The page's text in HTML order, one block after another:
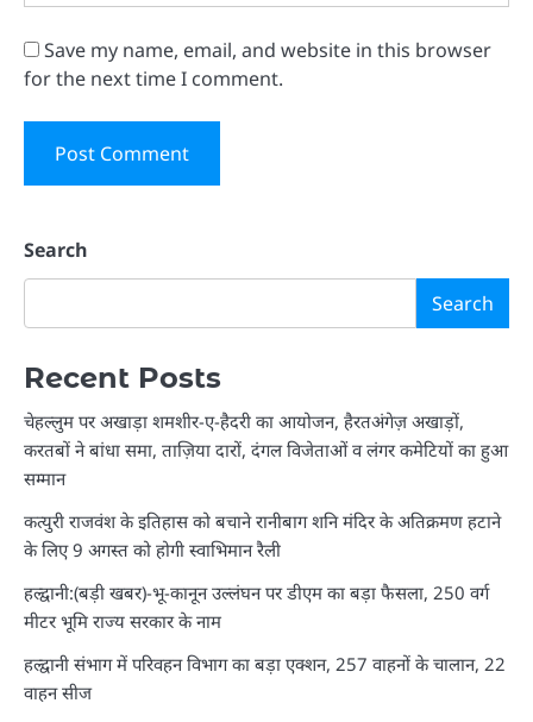
Save my name, email, and website in this browser
for the next time I comment.
Search
Search
Recent Posts
चेहल्लुम पर अखाड़ा शमशीर-ए-हैदरी का आयोजन, हैरतअंगेज़ अखाड़ों,
करतबों ने बांधा समा, ताज़िया दारों, दंगल विजेताओं व लंगर कमेटियों का हुआ
सम्मान
कत्युरी राजवंश के इतिहास को बचाने रानीबाग शनि मंदिर के अतिक्रमण हटाने
के लिए 9 अगस्त को होगी स्वाभिमान रैली
हल्द्वानी:(बड़ी खबर)-भू-कानून उल्लंघन पर डीएम का बड़ा फैसला, 250 वर्ग
मीटर भूमि राज्य सरकार के नाम
हल्द्वानी संभाग में परिवहन विभाग का बड़ा एक्शन, 257 वाहनों के चालान, 22
वाहन सीज